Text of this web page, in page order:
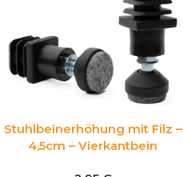
Stuhlbeinerhöhung mit Filz –
4,5cm – Vierkantbein